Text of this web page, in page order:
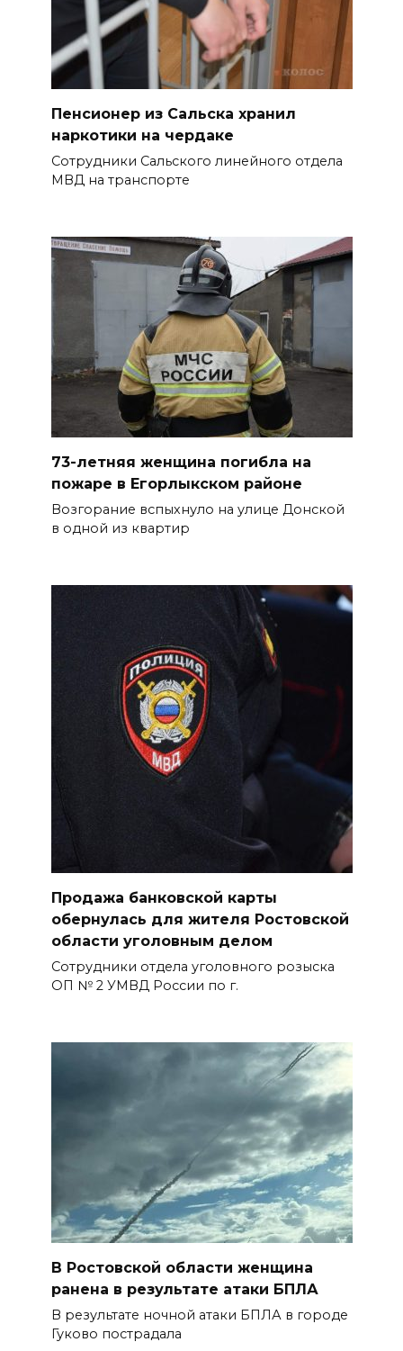
Дончан приглашают
поучаствовать в конкурсе
«Лучший школьный педагог-
06 августа 2026 16:30
ВСЕ КАК ЕСТЬ. Политика
06 августа 2026 16:25
Подготовка к школе
06 августа 2026 15:51
Донские спасатели провели
профилактические занятия
более чем для 11 тыс. детей
06 августа 2026 15:49
«Хочу прожить жизнь одна»:
ростовчанка разочаровалась
БОЛЬШЕ НОВОСТЕЙ
Пенсионер из Сальска хранил
наркотики на чердаке
Сотрудники Сальского линейного отдела
МВД на транспорте
73-летняя женщина погибла на
пожаре в Егорлыкском районе
Возгорание вспыхнуло на улице Донской
в одной из квартир
Продажа банковской карты
обернулась для жителя Ростовской
области уголовным делом
Сотрудники отдела уголовного розыска
ОП № 2 УМВД России по г.
В Ростовской области женщина
ранена в результате атаки БПЛА
В результате ночной атаки БПЛА в городе
Гуково пострадала